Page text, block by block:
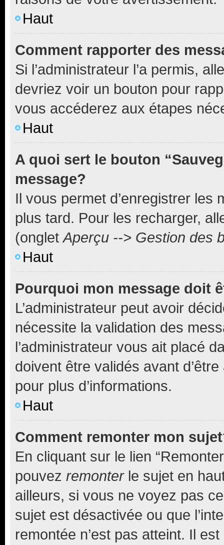
Haut
Comment rapporter des
Si l’administrateur l’a permis,
devriez voir un bouton pour
vous accéderez aux étapes
Haut
A quoi sert le bouton
message?
Il vous permet d’enregistrer
plus tard. Pour les recharger,
(ongletAperçu --> Gestion des
Haut
Pourquoi mon message doit
L’administrateur peut avoir
nécessite la validation des
l’administrateur vous ait placé
doivent être validés avant
pour plus d’informations.
Haut
Comment remonter mon
En cliquant sur le lien
pouvez remonterle sujet en
ailleurs, si vous ne voyez pas
sujet est désactivée ou que
remontée n’est pas atteint. Il